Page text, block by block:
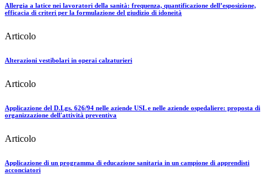
Allergia a latice nei lavoratori della sanità: frequenza, quantificazione dell’esposizione,
efficacia di criteri per la formulazione del giudizio di idoneità
Articolo
Alterazioni vestibolari in operai calzaturieri
Articolo
Applicazione del D.Lgs. 626/94 nelle aziende USL e nelle aziende ospedaliere: proposta di
organizzazione dell'attività preventiva
Articolo
Applicazione di un programma di educazione sanitaria in un campione di apprendisti
acconciatori